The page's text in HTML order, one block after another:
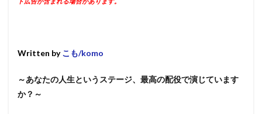
Written by こも/komo
～あなたの人生というステージ、最高の配役で演じています
か？～